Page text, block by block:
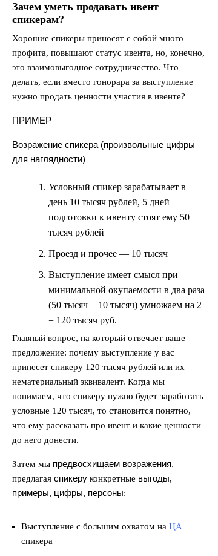
Зачем уметь продавать ивент
спикерам?
Хорошие спикеры приносят с собой много
профита, повышают статус ивента, но, конечно,
это взаимовыгодное сотрудничество. Что
делать, если вместо гонорара за выступление
нужно продать ценности участия в ивенте?
ПРИМЕР
Возражение спикера (произвольные цифры
для наглядности)
Условный спикер зарабатывает в
день 10 тысяч рублей, 5 дней
подготовки к ивенту стоят ему 50
тысяч рублей
Проезд и прочее — 10 тысяч
Выступление имеет смысл при
минимальной окупаемости в два раза
(50 тысяч + 10 тысяч) умножаем на 2
= 120 тысяч руб.
Главный вопрос, на который отвечает ваше
предложение: почему выступление у вас
принесет спикеру 120 тысяч рублей или их
нематериальный эквивалент. Когда мы
понимаем, что спикеру нужно будет заработать
условные 120 тысяч, то становится понятно,
что ему рассказать про ивент и какие ценности
до него донести.
Затем мы предвосхищаем возражения,
предлагая спикеру конкретные выгоды,
примеры, цифры, персоны:
Выступление с большим охватом на ЦА
спикера